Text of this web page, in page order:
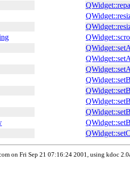
on Fri Sep 21 07:16:24 2001, using kdoc